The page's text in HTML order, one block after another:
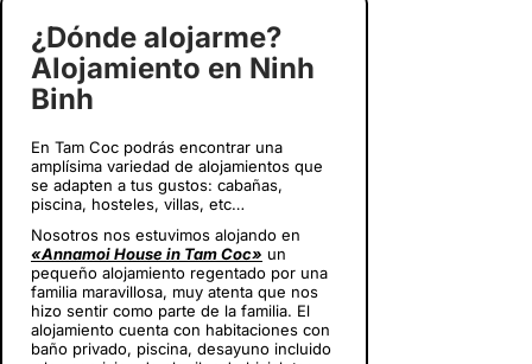
¿Dónde alojarme?
Alojamiento en Ninh
Binh
En Tam Coc podrás encontrar una
amplísima variedad de alojamientos que
se adapten a tus gustos: cabañas,
piscina, hosteles, villas, etc…
Nosotros nos estuvimos alojando en
«Annamoi House in Tam Coc» un
pequeño alojamiento regentado por una
familia maravillosa, muy atenta que nos
hizo sentir como parte de la familia. El
alojamiento cuenta con habitaciones con
baño privado, piscina, desayuno incluido